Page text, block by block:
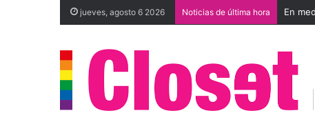
jueves, agosto 6 2026 Noticias de última hora